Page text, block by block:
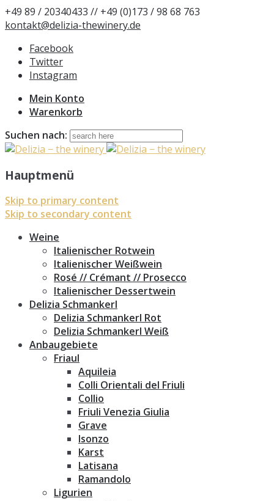
+49 89 / 20340433 // +49 (0)173 / 98 68 763
kontakt@delizia-thewinery.de
Facebook
Twitter
Instagram
Mein Konto
Warenkorb
Suchen nach:
Hauptmenü
Skip to primary content
Skip to secondary content
Weine
Italienischer Rotwein
Italienischer Weißwein
Rosé // Crémant // Prosecco
Italienischer Dessertwein
Delizia Schmankerl
Delizia Schmankerl Rot
Delizia Schmankerl Weiß
Anbaugebiete
Friaul
Aquileia
Colli Orientali del Friuli
Collio
Friuli Venezia Giulia
Grave
Isonzo
Karst
Latisana
Ramandolo
Ligurien